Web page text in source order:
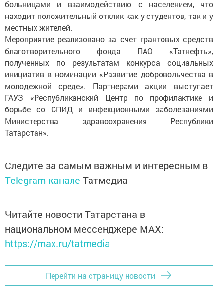
больницами и взаимодействию с населением, что
находит положительный отклик как у студентов, так и у
местных жителей.
Мероприятие реализовано за счет грантовых средств
благотворительного фонда ПАО «Татнефть»,
полученных по результатам конкурса социальных
инициатив в номинации «Развитие добровольчества в
молодежной среде». Партнерами акции выступает
ГАУЗ «Республиканский Центр по профилактике и
борьбе со СПИД и инфекционными заболеваниями
Министерства здравоохранения Республики
Татарстан».
Следите за самым важным и интересным в
Telegram-канале Татмедиа
Читайте новости Татарстана в
национальном мессенджере MАХ:
https://max.ru/tatmedia
Перейти на страницу новости